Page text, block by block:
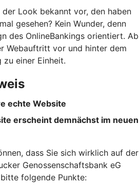
Look bekannt vor, den haben
gesehen? Kein Wunder, denn
des OnlineBankings orientiert. Ab
Webauftritt vor und hinter dem
zu einer Einheit.
echte Website
erscheint demnächst im neuen
dass Sie sich wirklich auf der
Genossenschaftsbank eG
folgende Punkte: